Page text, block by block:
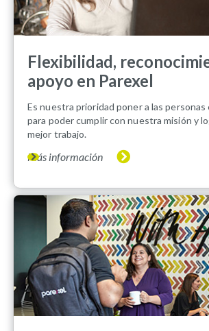
Flexibilidad,
apoyo en Parexel
Es nuestra prioridad poner a las personas
para poder cumplir con nuestra misión y
mejor trabajo.
Más información